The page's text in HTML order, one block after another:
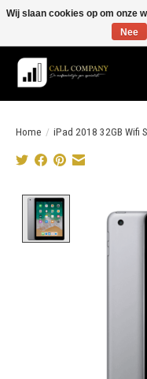
Vóór 19:00 besteld morgen in huis!
Home / iPad 2018 32GB Wifi
Wij slaan cookies op om onze
Nee